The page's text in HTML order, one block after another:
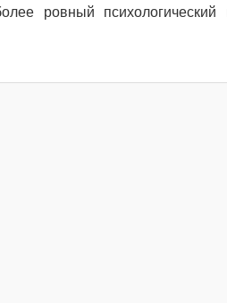
ровный психологический